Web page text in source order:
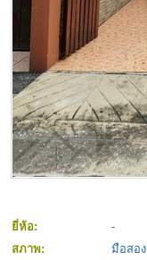
ยี่ห้อ: -
สภาพ:
มือสอง